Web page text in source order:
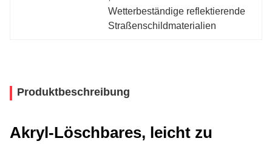
Wetterbeständige reflektierende
Straßenschildmaterialien
Produktbeschreibung
Akryl-Löschbares, leicht zu